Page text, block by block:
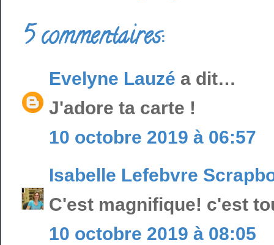
5 commentaires:
Evelyne Lauzé a dit…
J'adore ta carte !
10 octobre 2019 à 06:57
Isabelle Lefebvre
C'est magnifique! c'est
10 octobre 2019 à 08:05